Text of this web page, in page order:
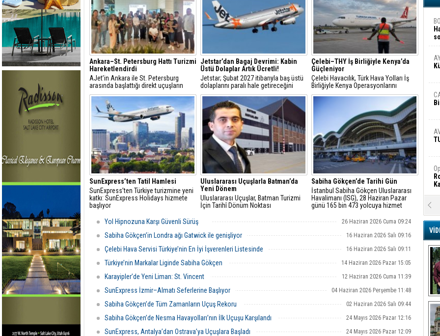
Ankara–St. Petersburg Hattı Turizmi
Hareketlendirdi
AJet’in Ankara ile St. Petersburg
arasında başlattığı direkt uçuşların
ardından, Başkent ve çevresinin turizm
potansiyelinin Rus pazarında
tanıtılması amacıyla kapsamlı bir
tanıtım organizasyonu hayata
geçiriliyor
Jetstar’dan Bagaj Devrimi: Kabin
Üstü Dolaplar Artık Ücretli!
Jetstar; Şubat 2027 itibarıyla baş üstü
dolaplarını paralı hale getireceğini
açıkladı
Çelebi–THY İş Birliğiyle Kenya’da
Güçleniyor
Çelebi Havacılık, Türk Hava Yolları İş
Birliğiyle Kenya Operasyonlarını
Güçlendiriyor
SunExpress’ten Tatil Hamlesi
SunExpress’ten Türkiye turizmine yeni
katkı: SunExpress Holidays hizmete
başlıyor
Uluslararası Uçuşlarla Batman’da
Yeni Dönem
Uluslararası Uçuşlar, Batman Turizmi
İçin Tarihî Dönüm Noktası
Sabiha Gökçen’de Tarihi Gün
İstanbul Sabiha Gökçen Uluslararası
Havalimanı (ISG), 28 Haziran Pazar
günü 165 bin 473 yolcuya hizmet
günlük yolcu rekorunu kırdı
Yol Hipnozuna Karşı Güvenli Sürüş 26 Haziran 2026 Cuma 09:24
Sabiha Gökçen’in Londra ağı Gatwick ile genişliyor 16 Haziran 2026 Salı 09:16
Çelebi Hava Servisi Türkiye’nin En İyi İşverenleri Listesinde 16 Haziran 2026 Salı 09:11
Türkiye’nin Markalar Liginde Sabiha Gökçen 14 Haziran 2026 Pazar 15:05
Karayipler’de Yeni Liman: St. Vincent 12 Haziran 2026 Cuma 11:39
SunExpress İzmir–Almatı Seferlerine Başlıyor 04 Haziran 2026 Perşembe 11:48
Sabiha Gökçen’de Tüm Zamanların Uçuş Rekoru 02 Haziran 2026 Salı 09:44
Sabiha Gökçen’de Nesma Havayolları’nın İlk Uçuşu Karşılandı 24 Mayıs 2026 Pazar 12:16
SunExpress, Antalya’dan Ostrava’ya Uçuşlara Başladı 24 Mayıs 2026 Pazar 12:09